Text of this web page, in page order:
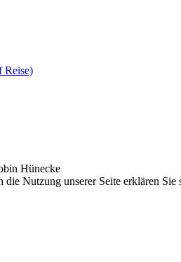
Reise)
Hünecke
Nutzung unserer Seite erklären